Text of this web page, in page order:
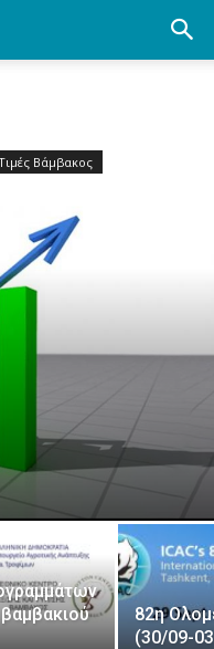
Βάμβακος
82η
(30/09-